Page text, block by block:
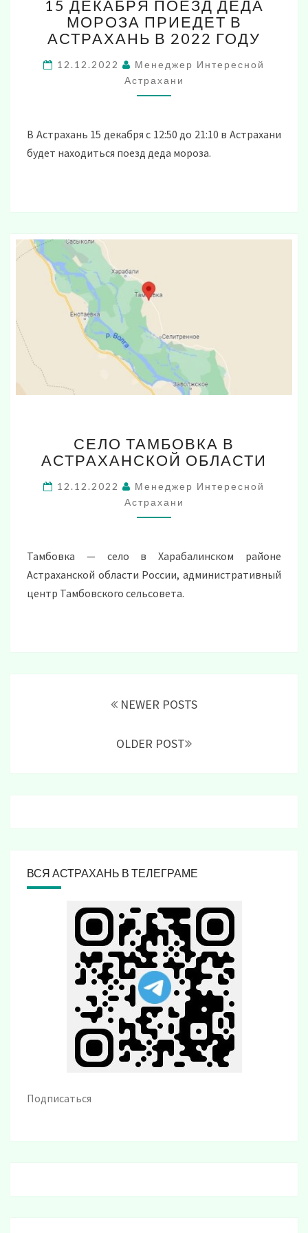
ДЕКАБРЯ
ПОЕЗД
ДЕДА
ПРИЕДЕТ
В
АСТРАХАНЬ
ГОДУ
15 ДЕКАБРЯ ПОЕЗД ДЕДА
МОРОЗА ПРИЕДЕТ В
АСТРАХАНЬ В 2022 ГОДУ
12.12.2022
Менеджер Интересной
Астрахани
В Астрахань 15 декабря с 12:50 до 21:10 в Астрахани
будет находиться поезд деда мороза.
ТАМБОВКА
В
ОБЛАСТИ
СЕЛО ТАМБОВКА В
АСТРАХАНСКОЙ ОБЛАСТИ
12.12.2022
Менеджер Интересной
Астрахани
Тамбовка — село в Харабалинском районе
Астраханской области России, административный
центр Тамбовского сельсовета.
NEWER POSTS
OLDER POST
ВСЯ АСТРАХАНЬ В ТЕЛЕГРАМЕ
Подписаться